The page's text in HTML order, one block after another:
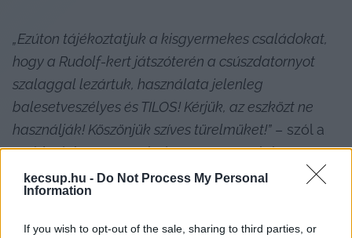
kecsup.hu - Do Not Process My Personal
Information
If you wish to opt-out of the sale, sharing to third parties, or
„Ezúton tájékoztatjuk a kisgyermekes családokat,
hogy a Rudolf-kert játszóterén a csúszdatornyot
szalaggal lezártuk, használata jelenleg
balesetveszélyes és TILOS! Kérjük, az eszközt ne
használják! Köszönjük szíves türelmüket!” – szól a
rövid tájékoztatás. A bejegyzést nem lehet
kommentelni.